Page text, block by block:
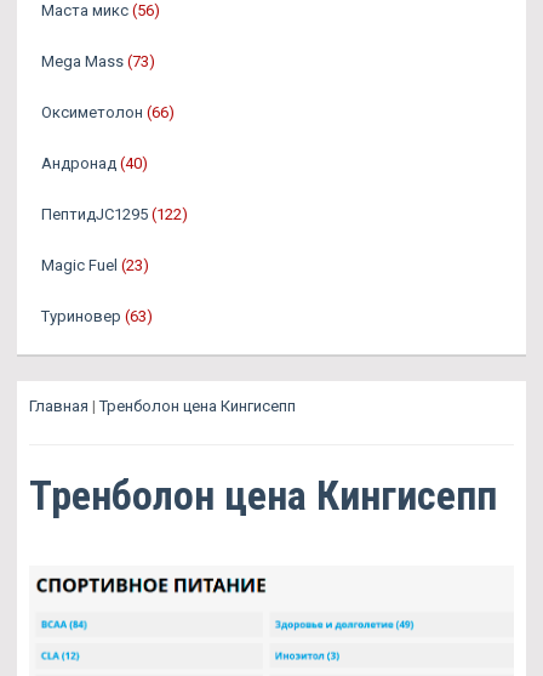
Маста микс (56)
Mega Mass (73)
Оксиметолон (66)
Андронад (40)
ПептидJC1295 (122)
Magic Fuel (23)
Туриновер (63)
Главная |Тренболон цена Кингисепп
Тренболон цена Кингисепп